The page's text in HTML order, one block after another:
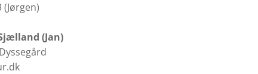
(Jørgen)
(Jan)